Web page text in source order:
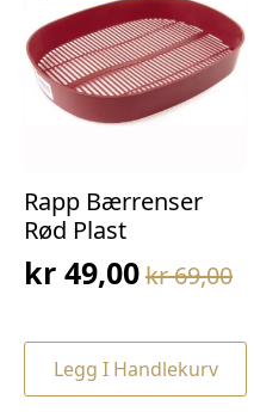
Rapp Bærrenser
Rød Plast
kr69,00
Opprinnelig
var:
kr 69,00.
kr 49,00
Nåværende
er:
kr 49,00.
Legg I Handlekurv